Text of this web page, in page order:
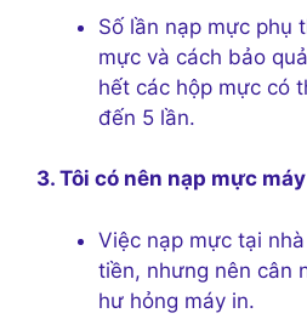
Số lần nạp mực phụ
mực và cách bảo
hết các hộp mực có
đến 5 lần.
3. Tôi có nên nạp mực
Việc nạp mực tại
tiền, nhưng nên cân
hư hỏng máy in.